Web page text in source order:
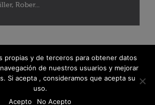
Rober...
propias y de terceros para obtener datos
de nuestros usuarios y mejorar
Si acepta , consideramos que acepta su
uso.
Acepto
No Acepto